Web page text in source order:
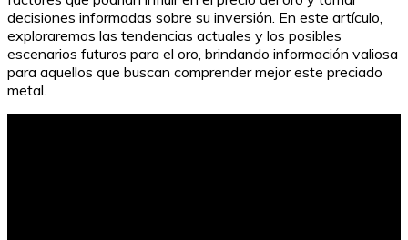
decisiones informadas sobre su inversión. En este artículo,
exploraremos las tendencias actuales y los posibles
escenarios futuros para el oro, brindando información valiosa
para aquellos que buscan comprender mejor este preciado
metal.